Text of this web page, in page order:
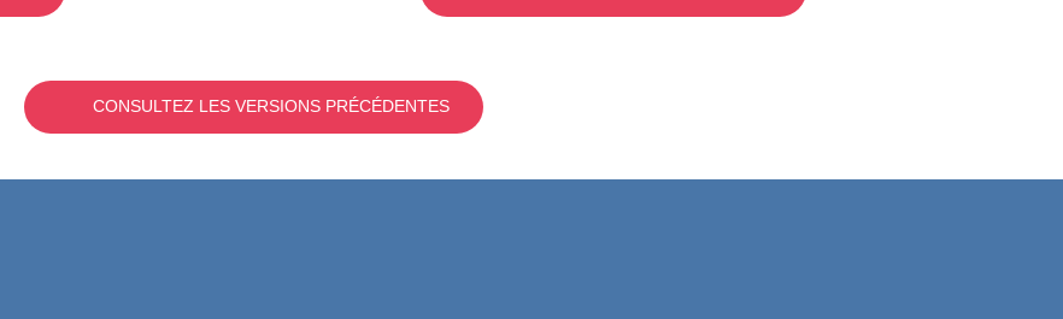
CONSULTEZ LES VERSIONS PRÉCÉDENTES